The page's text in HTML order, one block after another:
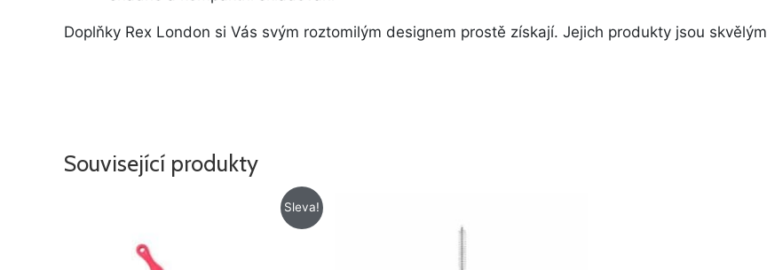
Doplňky Rex London si Vás svým roztomilým designem prostě získají. Jejich produkty jsou
Související produkty
Sleva!
119 Kč.